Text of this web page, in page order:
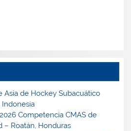
Asia de Hockey Subacuático
Indonesia
Competencia CMAS de
– Roatán, Honduras